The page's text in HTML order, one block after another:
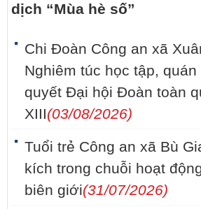
dịch “Mùa hè số”
Chi Đoàn Công an xã
Nghiêm túc học tập, quán
quyết Đại hội Đoàn toàn
XIII(03/08/2026)
Tuổi trẻ Công an xã Bù
kích trong chuỗi hoạt
biên giới(31/07/2026)